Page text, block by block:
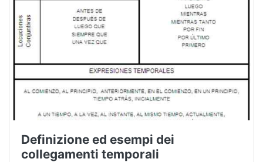
Definizione ed esempi dei
collegamenti temporali